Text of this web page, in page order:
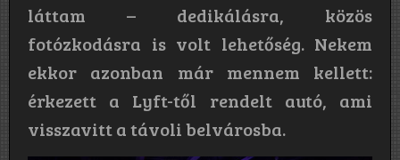
láttam – dedikálásra, közös
fotózkodásra is volt lehetőség. Nekem
ekkor azonban már mennem kellett:
érkezett a Lyft-től rendelt autó, ami
visszavitt a távoli belvárosba.